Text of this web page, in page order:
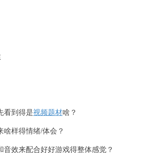
看到得是视频题材啥？
啥样得情绪/体会？
音效来配合好好游戏得整体感觉？